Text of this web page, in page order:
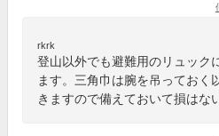
rkrk
登山以外でも避難用のリュック
ます。三角巾は腕を吊っておく
きますので備えておいて損はな